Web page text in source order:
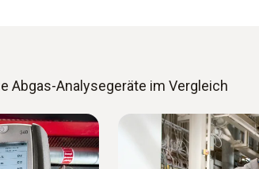
Abgas-Analysegeräte im Vergleich